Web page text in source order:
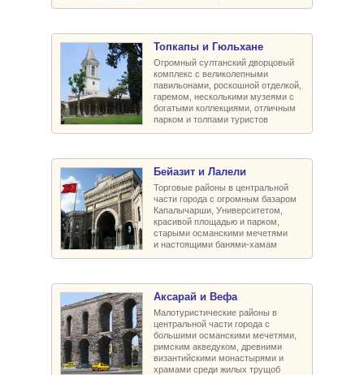
Топкапы и Гюльхане
Огромный султанский дворцовый
комплекс с великолепными
павильонами, роскошной отделкой,
гаремом, несколькими музеями с
богатыми коллекциями, отличным
парком и толпами туристов
Бейазит и Лалели
Торговые районы в центральной
части города с огромным базаром
Капалычарши, Университетом,
красивой площадью и парком,
старыми османскими мечетями
и настоящими банями-хамам
Аксарай и Вефа
Малотуристические районы в
центральной части города с
большими османскими мечетями,
римским акведуком, древними
византийскими монастырями и
храмами среди жилых трущоб